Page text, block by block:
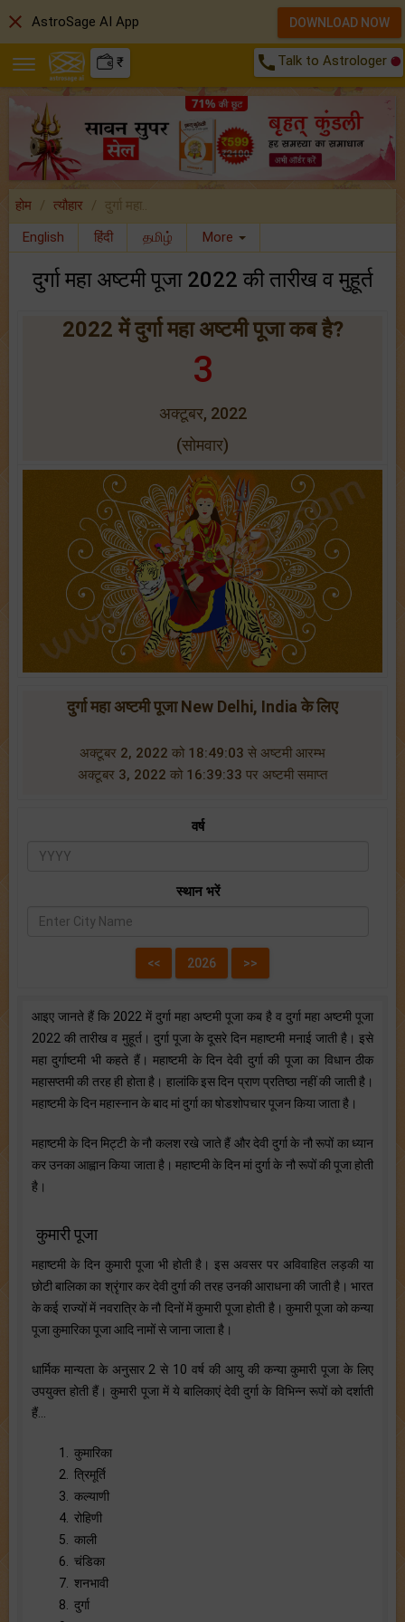
₹ call Talk to Astrologer
होम त्यौहार
दुर्गा महा..
English
हिंदी தமிழ் More
दुर्गा महा अष्टमी पूजा 2022 की तारीख व मुहूर्त
2022 में दुर्गा महा अष्टमी पूजा कब है?
3
अक्टूबर, 2022
(सोमवार)
दुर्गा महा अष्टमी पूजा New Delhi, India के लिए
अक्टूबर 2, 2022 को 18:49:03 से अष्टमी आरम्भ
अक्टूबर 3, 2022 को 16:39:33 पर अष्टमी समाप्त
वर्ष
स्थान भरें
आइए जानते हैं कि 2022 में दुर्गा महा अष्टमी पूजा कब है व दुर्गा महा अष्टमी पूजा
2022 की तारीख व मुहूर्त। दुर्गा पूजा के दूसरे दिन महाष्टमी मनाई जाती है। इसे
महा दुर्गाष्टमी भी कहते हैं। महाष्टमी के दिन देवी दुर्गा की पूजा का विधान ठीक
महासप्तमी की तरह ही होता है। हालांकि इस दिन प्राण प्रतिष्ठा नहीं की जाती है।
महाष्टमी के दिन महास्नान के बाद मां दुर्गा का षोडशोपचार पूजन किया जाता है।
महाष्टमी के दिन मिट्टी के नौ कलश रखे जाते हैं और देवी दुर्गा के नौ रूपों का ध्यान
कर उनका आह्वान किया जाता है। महाष्टमी के दिन मां दुर्गा के नौ रूपों की पूजा होती
है।
कुमारी पूजा
महाष्टमी के दिन कुमारी पूजा भी होती है। इस अवसर पर अविवाहित लड़की या
छोटी बालिका का श्रृंगार कर देवी दुर्गा की तरह उनकी आराधना की जाती है। भारत
के कई राज्यों में नवरात्रि के नौ दिनों में कुमारी पूजा होती है। कुमारी पूजा को कन्या
पूजा कुमारिका पूजा आदि नामों से जाना जाता है।
धार्मिक मान्यता के अनुसार 2 से 10 वर्ष की आयु की कन्या कुमारी पूजा के लिए
उपयुक्त होती हैं। कुमारी पूजा में ये बालिकाएं देवी दुर्गा के विभिन्न रूपों को दर्शाती
हैं…
1. कुमारिका
2. त्रिमूर्ति
3. कल्याणी
4. रोहिणी
5. काली
6. चंडिका
7. शनभावी
8. दुर्गा
close AstroSage AI App DOWNLOAD NOW